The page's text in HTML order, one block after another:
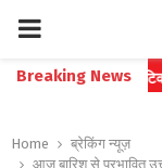
PRIMARY
MENU
Breaking News
कैप्चा करें फास्ट टिकट
Home
ब्रेकिंग न्यूज़
आज बारिश से प्रभावित